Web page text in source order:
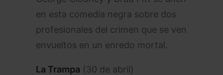
en esta comedia negra sobre dos
profesionales del crimen que se ven
envueltos en un enredo mortal.
La Trampa (30 de abril)